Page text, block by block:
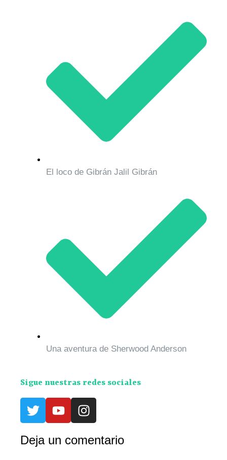
El loco de Gibrán Jalil Gibrán
Una aventura de Sherwood Anderson
Sigue nuestras redes sociales
Deja un comentario